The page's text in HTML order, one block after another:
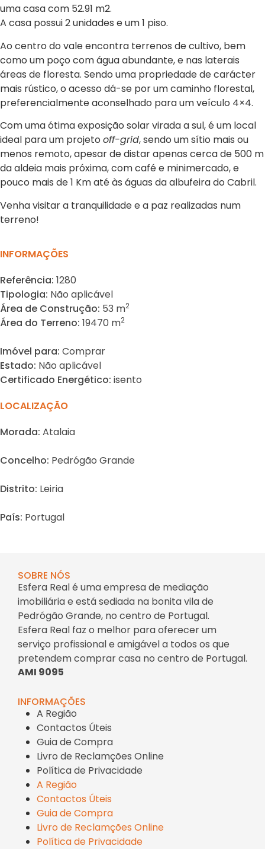
uma casa com 52.91 m2.
A casa possui 2 unidades e um 1 piso.
Ao centro do vale encontra terrenos de cultivo, bem
como um poço com água abundante, e nas laterais
áreas de floresta. Sendo uma propriedade de carácter
mais rústico, o acesso dá-se por um caminho florestal,
preferencialmente aconselhado para um veículo 4×4.
Com uma ótima exposição solar virada a sul, é um local
ideal para um projeto off-grid, sendo um sítio mais ou
menos remoto, apesar de distar apenas cerca de 500 m
da aldeia mais próxima, com café e minimercado, e
pouco mais de 1 Km até às águas da albufeira do Cabril.
Venha visitar a tranquilidade e a paz realizadas num
terreno!
INFORMAÇÕES
Referência: 1280
Tipologia: Não aplicável
Área de Construção: 53 m2
Área do Terreno: 19470 m2
Imóvel para: Comprar
Estado: Não aplicável
Certificado Energético: isento
LOCALIZAÇÃO
Morada: Atalaia
Concelho: Pedrógão Grande
Distrito: Leiria
País: Portugal
SOBRE NÓS
Esfera Real é uma empresa de mediação
imobiliária e está sediada na bonita vila de
Pedrógão Grande, no centro de Portugal.
Esfera Real faz o melhor para oferecer um
serviço profissional e amigável a todos os que
pretendem comprar casa no centro de Portugal.
AMI 9095
INFORMAÇÕES
A Região
Contactos Úteis
Guia de Compra
Livro de Reclamções Online
Política de Privacidade
A Região
Contactos Úteis
Guia de Compra
Livro de Reclamções Online
Política de Privacidade